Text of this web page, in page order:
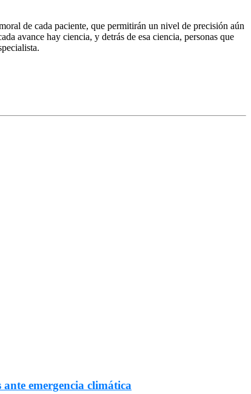
de cada paciente, que permitirán un nivel de precisión aún
avance hay ciencia, y detrás de esa ciencia, personas que
emergencia climática